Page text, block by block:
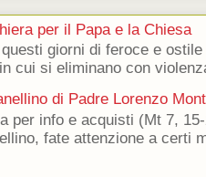
per il Papa e la Chiesa
giorni di feroce e
cui si eliminano con
di Padre Lorenzo
per info e acquisti (Mt 7,
fate attenzione a certi